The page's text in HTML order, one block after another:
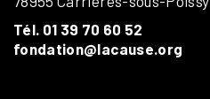
Tél. 01 39 70 60 52
fondation@lacause.org